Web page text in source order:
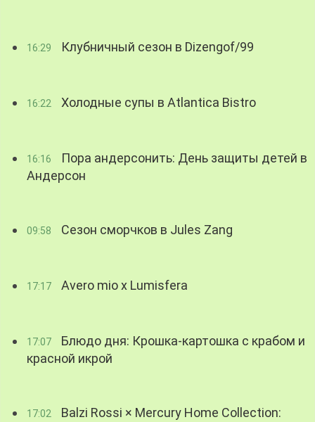
16:29 Клубничный сезон в Dizengof/99
16:22 Холодные супы в Atlantica Bistro
16:16
Пора андерсонить: День защиты детей в
Андерсон
09:58 Сезон сморчков в Jules Zang
17:17 Avero mio x Lumisfera
17:07
Блюдо дня: Крошка-картошка с крабом и
красной икрой
17:02
Balzi Rossi × Mercury Home Collection: